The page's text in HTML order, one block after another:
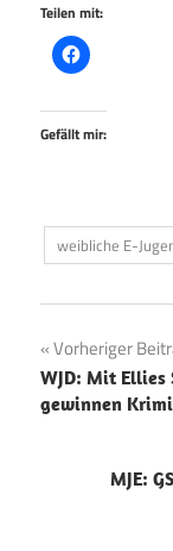
Teilen mit:
Gefällt mir:
weibliche E-
Vorheriger
WJD: Mit Ellies
gewinnen
MJE: